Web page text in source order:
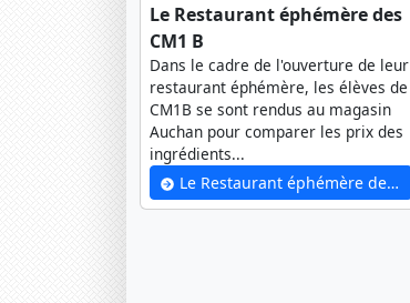
Le Restaurant éphémère des
CM1 B
Dans le cadre de l'ouverture de leur
restaurant éphémère, les élèves de
CM1B se sont rendus au magasin
Auchan pour comparer les prix des
ingrédients...
Le Restaurant éphémère des CM1 B